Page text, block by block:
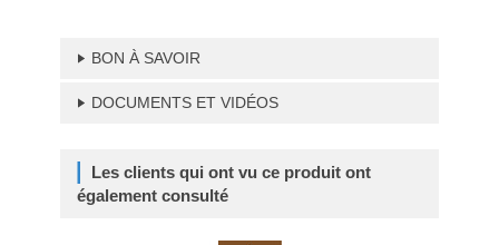
BON À SAVOIR
DOCUMENTS ET VIDÉOS
Les clients qui ont vu ce produit ont
également consulté